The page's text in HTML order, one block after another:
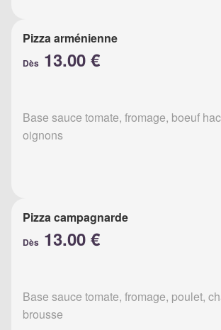
Pizza arménienne
Dès 13.00 €
Base sauce tomate, fromage, boeuf
oignons
Pizza campagnarde
Dès 13.00 €
Base sauce tomate, fromage, poulet,
brousse